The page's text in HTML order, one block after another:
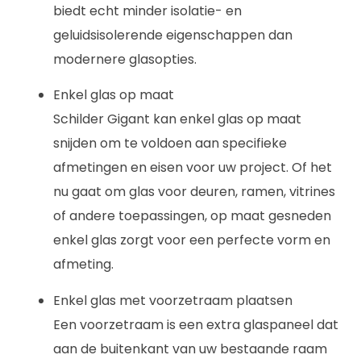
biedt echt minder isolatie- en
geluidsisolerende eigenschappen dan
modernere glasopties.
Enkel glas op maat
Schilder Gigant kan enkel glas op maat
snijden om te voldoen aan specifieke
afmetingen en eisen voor uw project. Of het
nu gaat om glas voor deuren, ramen, vitrines
of andere toepassingen, op maat gesneden
enkel glas zorgt voor een perfecte vorm en
afmeting.
Enkel glas met voorzetraam plaatsen
Een voorzetraam is een extra glaspaneel dat
aan de buitenkant van uw bestaande raam